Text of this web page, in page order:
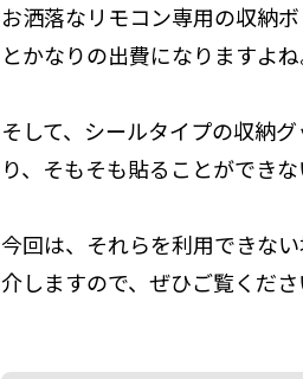
お洒落なリモコン専用の収納
とかなりの出費になりますよね
そして、シールタイプの収納
り、そもそも貼ることができ
今回は、それらを利用できな
介しますので、ぜひご覧くださ